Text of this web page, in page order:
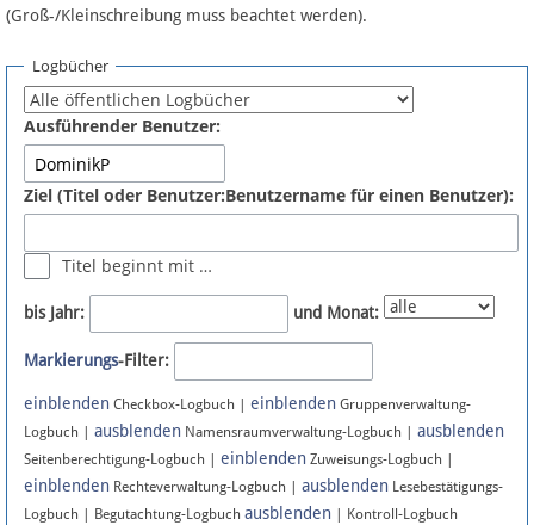
Fördermitglied werden
Fehler melden
Newsletter
Bluesky
Facebook
Instagram
(Groß-/Kleinschreibung muss beachtet werden).
Logbücher
Ausführender Benutzer:
Ziel (Titel oder Benutzer:Benutzername für einen Benutzer):
Titel beginnt mit …
bis Jahr: und Monat:
Markierungs-Filter:
einblenden Checkbox-Logbuch | einblenden Gruppenverwaltung-
Logbuch | ausblenden Namensraumverwaltung-Logbuch | ausblenden
Seitenberechtigung-Logbuch | einblenden Zuweisungs-Logbuch |
einblenden Rechteverwaltung-Logbuch | ausblenden Lesebestätigungs-
Logbuch | Begutachtung-Logbuch ausblenden | Kontroll-Logbuch